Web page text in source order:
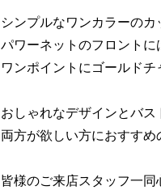
シンプルなワンカラーのカ
パワーネットのフロントに
ワンポイントにゴールド
おしゃれなデザインとバ
両方が欲しい方におすすめ
皆様のご来店スタッフ一同